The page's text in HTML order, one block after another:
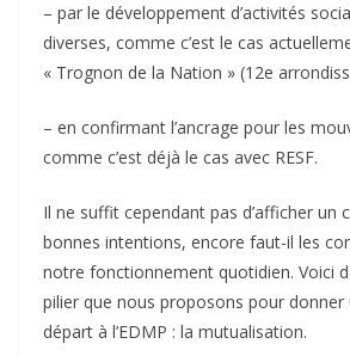
– par le développement d’activités
diverses, comme c’est le cas
« Trognon de la Nation » (12e
– en confirmant l’ancrage pour les
comme c’est déjà le cas avec RESF.
Il ne suffit cependant pas d’afficher un
bonnes intentions, encore faut-il les
notre fonctionnement quotidien. Voici
pilier que nous proposons pour donner
départ à l’EDMP : la mutualisation.